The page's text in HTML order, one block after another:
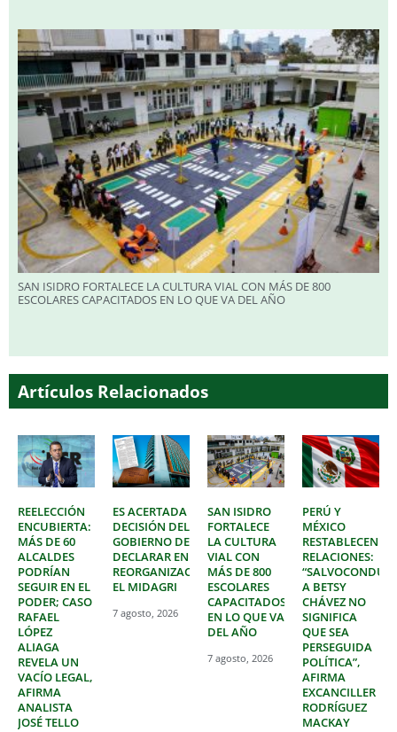
SAN ISIDRO FORTALECE LA CULTURA VIAL CON MÁS DE 800
ESCOLARES CAPACITADOS EN LO QUE VA DEL AÑO
Artículos Relacionados
REELECCIÓN
ENCUBIERTA:
MÁS DE 60
ALCALDES
PODRÍAN
SEGUIR EN EL
PODER; CASO
RAFAEL
LÓPEZ
ALIAGA
REVELA UN
VACÍO LEGAL,
AFIRMA
ANALISTA
JOSÉ TELLO
ES ACERTADA
DECISIÓN DEL
GOBIERNO DE
DECLARAR EN
REORGANIZACIÓN
EL MIDAGRI
7 agosto, 2026
SAN ISIDRO
FORTALECE
LA CULTURA
VIAL CON
MÁS DE 800
ESCOLARES
CAPACITADOS
EN LO QUE VA
DEL AÑO
7 agosto, 2026
PERÚ Y
MÉXICO
RESTABLECEN
RELACIONES:
A BETSY
CHÁVEZ NO
SIGNIFICA
QUE SEA
PERSEGUIDA
POLÍTICA”,
AFIRMA
EXCANCILLER
RODRÍGUEZ
MACKAY